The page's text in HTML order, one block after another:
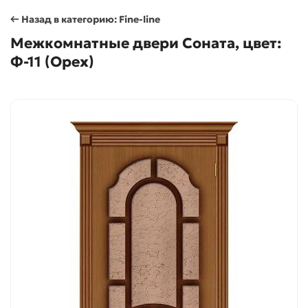
← Назад в категорию: Fine-line
Межкомнатные двери Соната, цвет:
Ф-11 (Орех)